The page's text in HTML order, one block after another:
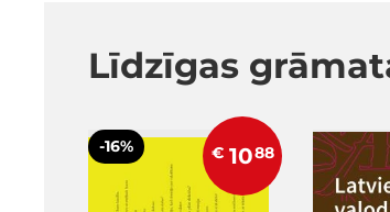
Līdzīgas
-16% € 1088